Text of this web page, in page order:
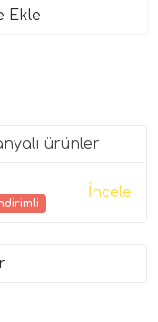
Ekle
ürünler
İncele